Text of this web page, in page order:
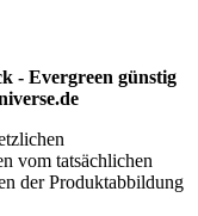
- Evergreen günstig
vom tatsächlichen
der Produktabbildung